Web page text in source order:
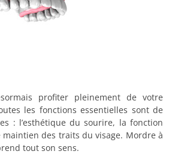
profiter pleinement de votre
les fonctions essentielles sont de
: l’esthétique du sourire, la fonction
des traits du visage. Mordre à
tout son sens.